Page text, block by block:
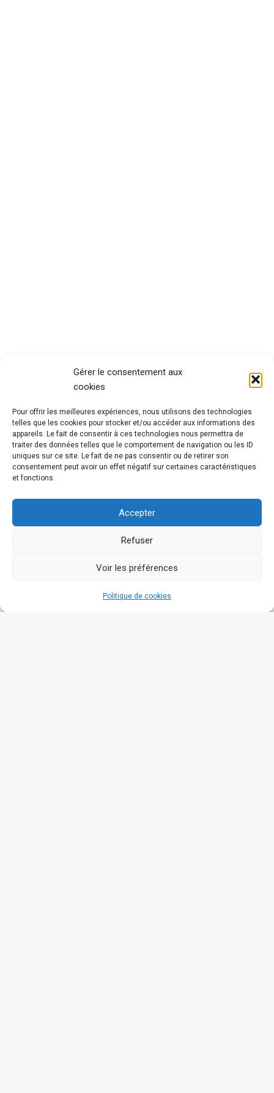
Gérer le consentement aux
cookies
Pour offrir les meilleures expériences, nous utilisons des technologies
telles que les cookies pour stocker et/ou accéder aux informations des
appareils. Le fait de consentir à ces technologies nous permettra de
traiter des données telles que le comportement de navigation ou les ID
uniques sur ce site. Le fait de ne pas consentir ou de retirer son
consentement peut avoir un effet négatif sur certaines caractéristiques
et fonctions.
Accepter
Refuser
Voir les préférences
Politique de cookies